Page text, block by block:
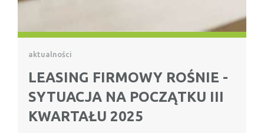
aktualności
LEASING FIRMOWY ROŚNIE -
SYTUACJA NA POCZĄTKU III
KWARTAŁU 2025